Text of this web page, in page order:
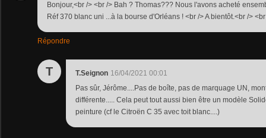
Bonjour,<br /> <br /> Bah ? Thomas??? Nous l'avons acheté
Réf 370 blanc uni ...à la bourse d'Orléans ! <br /> A bientôt.<br />
Répondre
T T.Seignon 16/04/2021 00:01
Pas sûr, Jérôme....Pas de boîte, pas de marquage UN,
différente..... Cela peut tout aussi bien être un modèle
peinture (cf le Citroën C 35 avec toit blanc....)